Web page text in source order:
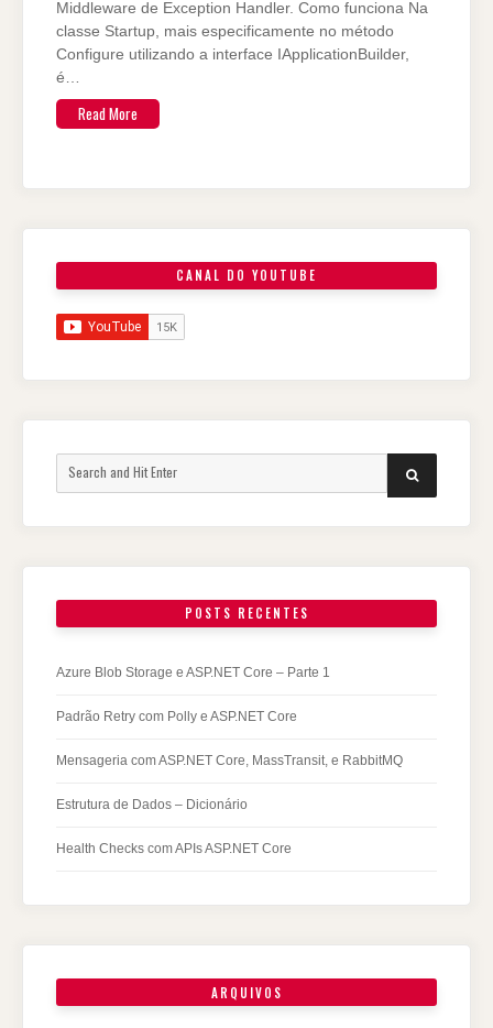
Middleware de Exception Handler. Como funciona Na
classe Startup, mais especificamente no método
Configure utilizando a interface IApplicationBuilder,
é…
Read More
CANAL DO YOUTUBE
SEARCH
POSTS RECENTES
Azure Blob Storage e ASP.NET Core – Parte 1
Padrão Retry com Polly e ASP.NET Core
Mensageria com ASP.NET Core, MassTransit, e RabbitMQ
Estrutura de Dados – Dicionário
Health Checks com APIs ASP.NET Core
ARQUIVOS